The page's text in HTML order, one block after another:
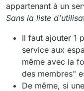
appartenant à un
Sans la liste
Il faut ajouter 1
service aux
même avec la
des membres"
De même, si